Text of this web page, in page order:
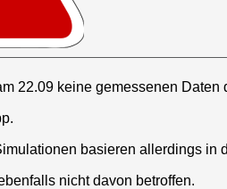
22.09 keine gemessenen
basieren allerdings in
nicht davon betroffen.